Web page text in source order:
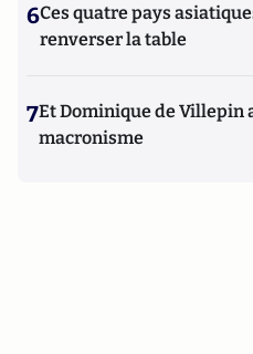
6Ces quatre pays
renverser la table
7Et Dominique de Villepin
macronisme